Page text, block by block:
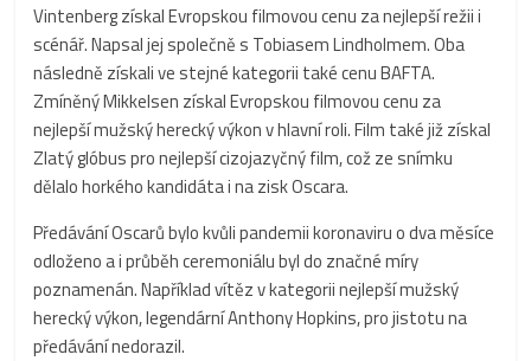
Vintenberg získal Evropskou filmovou cenu za nejlepší režii i
scénář. Napsal jej společně s Tobiasem Lindholmem. Oba
následně získali ve stejné kategorii také cenu BAFTA.
Zmíněný Mikkelsen získal Evropskou filmovou cenu za
nejlepší mužský herecký výkon v hlavní roli. Film také již získal
Zlatý glóbus pro nejlepší cizojazyčný film, což ze snímku
dělalo horkého kandidáta i na zisk Oscara.
Předávání Oscarů bylo kvůli pandemii koronaviru o dva měsíce
odloženo a i průběh ceremoniálu byl do značné míry
poznamenán. Například vítěz v kategorii nejlepší mužský
herecký výkon, legendární Anthony Hopkins, pro jistotu na
předávání nedorazil.